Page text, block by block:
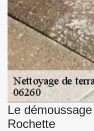
Le
Rochette